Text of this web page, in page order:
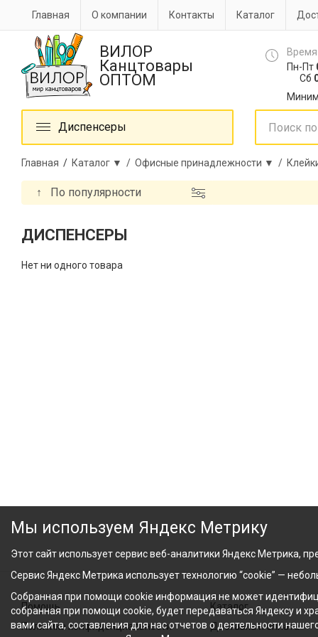
Главная О компании Контакты Каталог
ВИЛОР
Канцтовары
ОПТОМ
Пн-Пт
Сб
Диспенсеры
Главная / Каталог ▼ / Офисные принадлежности ▼ /
↑ По популярности
ДИСПЕНСЕРЫ
Нет ни одного товара
Помощь
Политика конфиденциальности
Каталог
Доставка и оплата
Мы используем Яндекс Метрику
Этот сайт использует сервис веб-аналитики Яндекс Метрика,
Сервис Яндекс Метрика использует технологию “cookie” —
Собранная при помощи cookie информация не может
собранная при помощи cookie, будет передаваться Яндексу и
вами сайта, составления для нас отчетов о деятельности